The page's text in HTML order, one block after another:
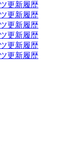
更新履歴
更新履歴
更新履歴
更新履歴
更新履歴
更新履歴